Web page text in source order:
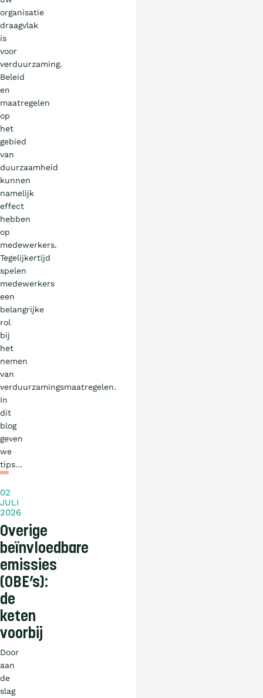
organisatie
draagvlak
is
voor
verduurzaming.
Beleid
en
maatregelen
op
het
gebied
van
duurzaamheid
kunnen
namelijk
effect
hebben
op
medewerkers.
Tegelijkertijd
spelen
medewerkers
een
belangrijke
rol
bij
het
nemen
van
verduurzamingsmaatregelen.
In
dit
blog
geven
we
tips…Blog
02
JULI
2026
Overige
beïnvloedbare
emissies
(OBE’s):
de
keten
voorbij
Door
aan
de
slag